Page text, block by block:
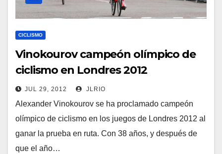
CICLISMO
Vinokourov campeón olímpico de
ciclismo en Londres 2012
JUL 29, 2012 JLRIO
Alexander Vinokourov se ha proclamado campeón
olímpico de ciclismo en los juegos de Londres 2012 al
ganar la prueba en ruta. Con 38 años, y después de
que el año…